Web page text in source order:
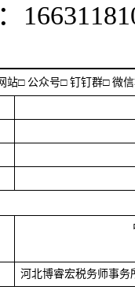
站□ 公众号□ 钉钉群□ 微
河北博睿宏税务师事务